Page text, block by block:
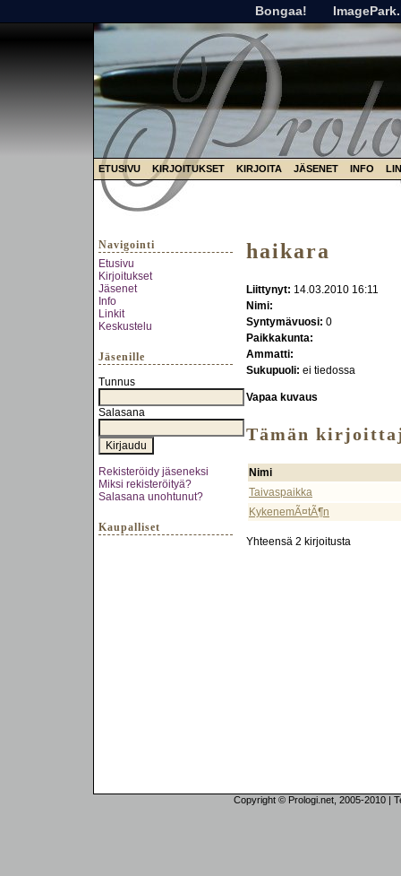
Bongaa!
ETUSIVU KIRJOITUKSET KIRJOITA JÄSENET INFO
Navigointi
Etusivu
Kirjoitukset
Jäsenet
Info
Linkit
Keskustelu
Jäsenille
Tunnus
Salasana
Rekisteröidy jäseneksi
Miksi rekisteröityä?
Salasana unohtunut?
Kaupalliset
haikara
Liittynyt: 14.03.2010 16:11
Nimi:
Syntymävuosi: 0
Paikkakunta:
Ammatti:
Sukupuoli: ei tiedossa
Vapaa kuvaus
Tämän
Nimi
Taivaspaikka
KykenemÃ¤tÃ¶n
Yhteensä 2 kirjoitusta
Copyright © Prologi.net, 2005-2010 |